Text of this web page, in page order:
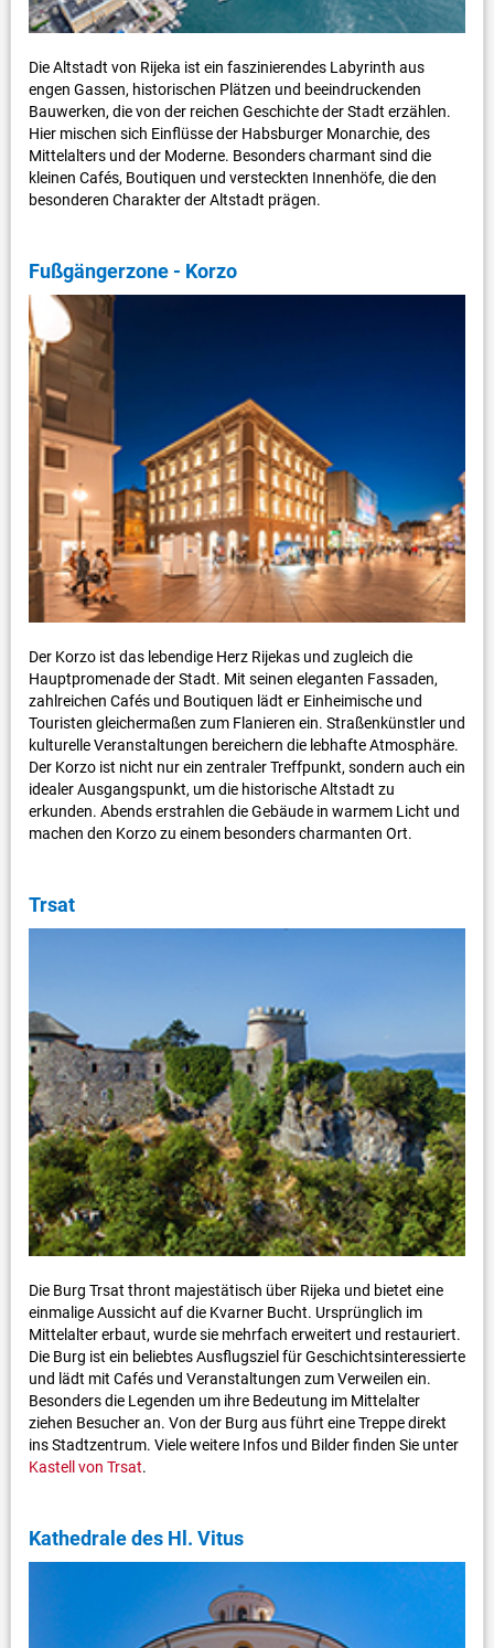
Die Altstadt von Rijeka ist ein faszinierendes Labyrinth aus
engen Gassen, historischen Plätzen und beeindruckenden
Bauwerken, die von der reichen Geschichte der Stadt erzählen.
Hier mischen sich Einflüsse der Habsburger Monarchie, des
Mittelalters und der Moderne. Besonders charmant sind die
kleinen Cafés, Boutiquen und versteckten Innenhöfe, die den
besonderen Charakter der Altstadt prägen.
Fußgängerzone - Korzo
Der Korzo ist das lebendige Herz Rijekas und zugleich die
Hauptpromenade der Stadt. Mit seinen eleganten Fassaden,
zahlreichen Cafés und Boutiquen lädt er Einheimische und
Touristen gleichermaßen zum Flanieren ein. Straßenkünstler und
kulturelle Veranstaltungen bereichern die lebhafte Atmosphäre.
Der Korzo ist nicht nur ein zentraler Treffpunkt, sondern auch ein
idealer Ausgangspunkt, um die historische Altstadt zu
erkunden. Abends erstrahlen die Gebäude in warmem Licht und
machen den Korzo zu einem besonders charmanten Ort.
Trsat
Die Burg Trsat thront majestätisch über Rijeka und bietet eine
einmalige Aussicht auf die Kvarner Bucht. Ursprünglich im
Mittelalter erbaut, wurde sie mehrfach erweitert und restauriert.
Die Burg ist ein beliebtes Ausflugsziel für Geschichtsinteressierte
und lädt mit Cafés und Veranstaltungen zum Verweilen ein.
Besonders die Legenden um ihre Bedeutung im Mittelalter
ziehen Besucher an. Von der Burg aus führt eine Treppe direkt
ins Stadtzentrum. Viele weitere Infos und Bilder finden Sie unter
Kastell von Trsat.
Kathedrale des Hl. Vitus